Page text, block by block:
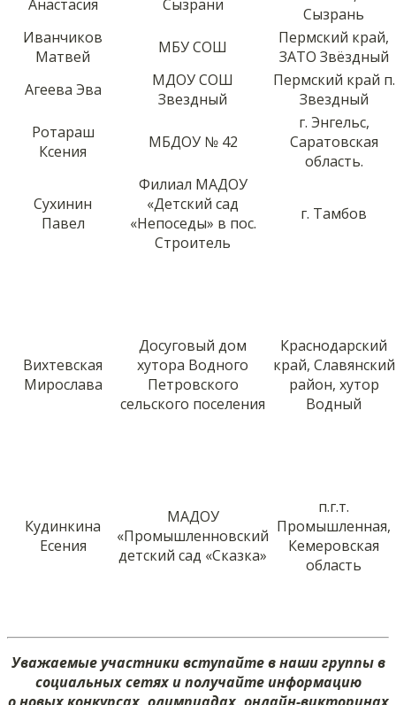
Анастасия Сызрани
Сызрань
Иванчиков
Матвей
МБУ СОШ
Пермский край,
ЗАТО Звёздный
Агеева Эва
МДОУ СОШ
Звездный
Пермский край п.
Звездный
Ротараш
Ксения
МБДОУ № 42
г. Энгельс,
Саратовская
область.
Сухинин
Павел
Филиал МАДОУ
«Детский сад
«Непоседы» в пос.
Строитель
г. Тамбов
Вихтевская
Мирослава
Досуговый дом
хутора Водного
Петровского
сельского поселения
Краснодарский
край, Славянский
район, хутор
Водный
Кудинкина
Есения
МАДОУ
«Промышленновский
детский сад «Сказка»
п.г.т.
Промышленная,
Кемеровская
область
Уважаемые участники вступайте в наши группы в
социальных сетях и получайте информацию